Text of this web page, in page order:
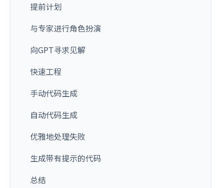
提前计划
与专家进行角色扮演
向GPT寻求见解
快速工程
手动代码生成
自动代码生成
优雅地处理失败
生成带有提示的代码
总结